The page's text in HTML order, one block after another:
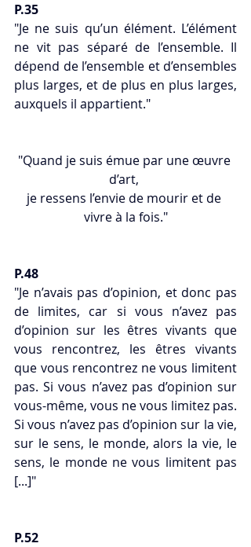
P.35
"Je ne suis qu’un élément. L’élément
ne vit pas séparé de l’ensemble. Il
dépend de l’ensemble et d’ensembles
plus larges, et de plus en plus larges,
auxquels il appartient."
"Quand je suis émue par une œuvre
d’art,
je ressens l’envie de mourir et de
vivre à la fois."
P.48
"Je n’avais pas d’opinion, et donc pas
de limites, car si vous n’avez pas
d’opinion sur les êtres vivants que
vous rencontrez, les êtres vivants
que vous rencontrez ne vous limitent
pas. Si vous n’avez pas d’opinion sur
vous-même, vous ne vous limitez pas.
Si vous n’avez pas d’opinion sur la vie,
sur le sens, le monde, alors la vie, le
sens, le monde ne vous limitent pas
[...]"
P.52